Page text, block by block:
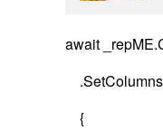
await
{